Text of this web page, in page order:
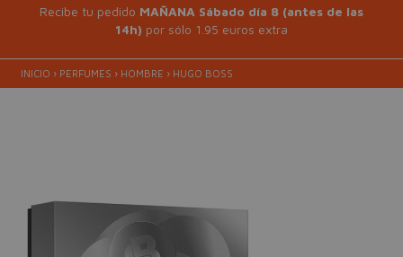
Recibe tu pedido MAÑANA Sábado día 8 (antes de las
14h) por sólo 1.95 euros extra
INICIO › PERFUMES › HOMBRE › HUGO BOSS